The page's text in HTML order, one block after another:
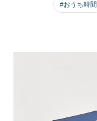
#おうち時間